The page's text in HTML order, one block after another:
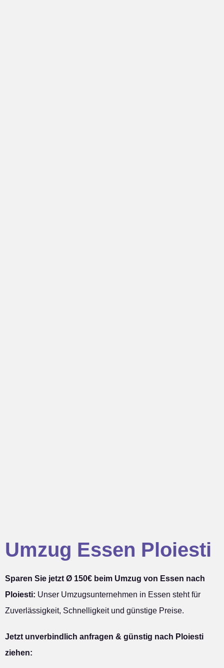
Umzug Essen Ploiesti
Sparen Sie jetzt Ø 150€ beim Umzug von Essen nach
Ploiesti: Unser Umzugsunternehmen in Essen steht für
Zuverlässigkeit, Schnelligkeit und günstige Preise.
Jetzt unverbindlich anfragen & günstig nach Ploiesti
ziehen: